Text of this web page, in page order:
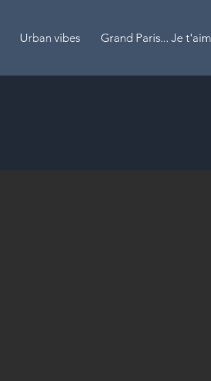
Urban vibes Grand Paris... Je